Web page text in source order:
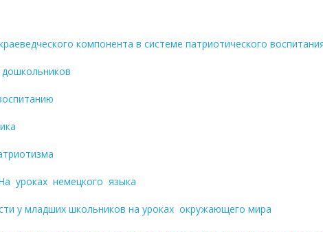
компонента в системе патриотического
уроках немецкого языка
у младших школьников на уроках окружающего мира